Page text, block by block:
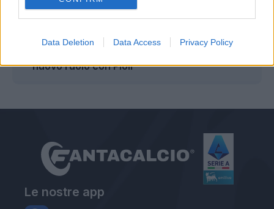
Data Deletion Data Access Privacy Policy
ultime su Insigne
del Parma: le ultime
nuovo ruolo con Pioli
Le nostre app